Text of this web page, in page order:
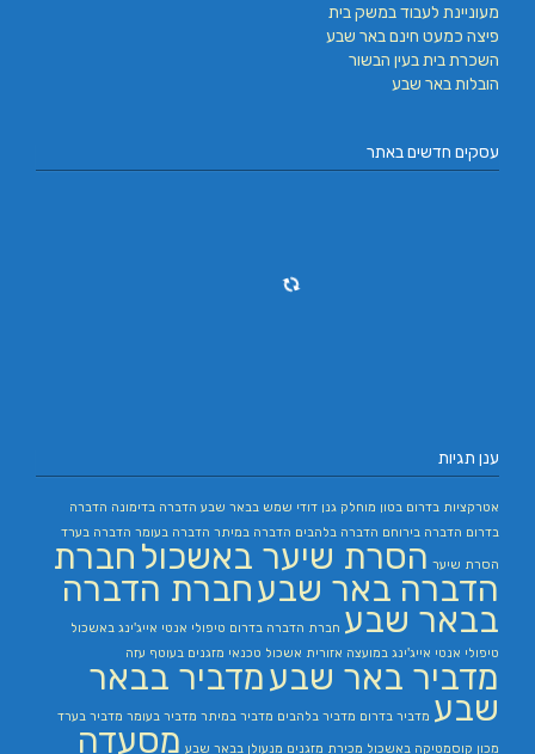
מעוניינת לעבוד במשק בית
פיצה כמעט חינם באר שבע
השכרת בית בעין הבשור
הובלות באר שבע
עסקים חדשים באתר
ענן תגיות
אטרקציות בדרום בטון מוחלק גנן דודי שמש בבאר שבע הדברה בדימונה הדברה
בדרום הדברה בירוחם הדברה בלהבים הדברה במיתר הדברה בעומר הדברה בערד
הסרת שיער הסרת שיער באשכול חברת
הדברה באר שבעחברת הדברה
בבאר שבע חברת הדברה בדרום טיפולי אנטי אייג'ינג באשכול
טיפולי אנטי אייג'ינג במועצה אזורית אשכול טכנאי מזגנים בעוטף עזה
מדביר באר שבעמדביר בבאר
שבע מדביר בדרום מדביר בלהבים מדביר במיתר מדביר בעומר מדביר בערד
מכון קוסמטיקה באשכול מכירת מזגנים מנעולן בבאר שבע מסעדה